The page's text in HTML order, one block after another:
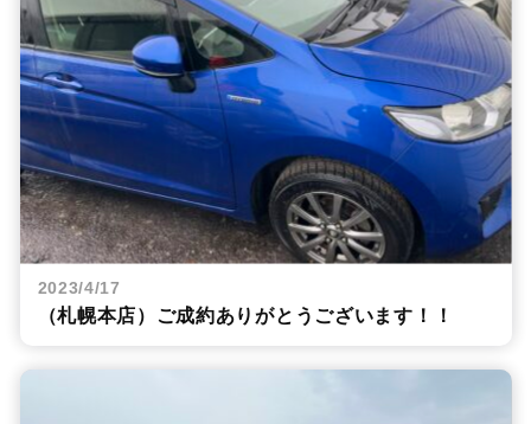
2023/4/17
（札幌本店）ご成約ありがとうございます！！